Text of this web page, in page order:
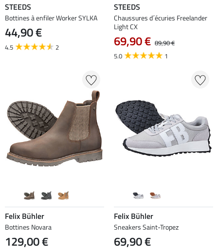
STEEDS
Bottines à enfiler Worker SYLKA
44,90 €
4.5 2
STEEDS
Chaussures d´écuries Freelander
Light CX
69,90 € 89,90 €
5.0
1
Felix Bühler
Bottines Novara
129,00 €
Felix Bühler
Sneakers Saint-Tropez
69,90 €